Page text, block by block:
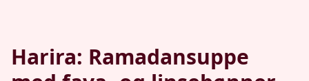
Harira: Ramadansuppe